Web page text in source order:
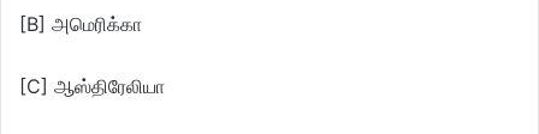
[B] அமெரிக்கா
[C] ஆஸ்திரேலியா